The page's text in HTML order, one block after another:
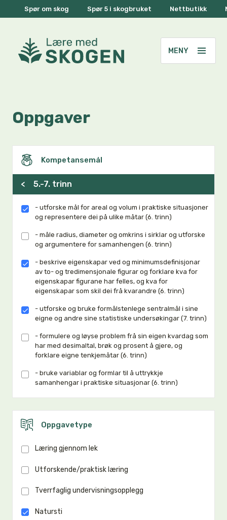
Spør om skog Spør 5 i skogbruket Nettbutikk
Oppgaver
Kompetansemål
< 5.-7. trinn
- utforske mål for areal og volum i praktiske situasjoner
og representere dei på ulike måtar (6. trinn)
- måle radius, diameter og omkrins i sirklar og utforske
og argumentere for samanhengen (6. trinn)
- beskrive eigenskapar ved og minimumsdefinisjonar
av to- og tredimensjonale figurar og forklare kva for
eigenskapar figurane har felles, og kva for
eigenskapar som skil dei frå kvarandre (6. trinn)
- utforske og bruke formålstenlege sentralmål i sine
eigne og andre sine statistiske undersøkingar (7. trinn)
- formulere og løyse problem frå sin eigen kvardag som
har med desimaltal, brøk og prosent å gjere, og
forklare eigne tenkjemåtar (6. trinn)
- bruke variablar og formlar til å uttrykkje
samanhengar i praktiske situasjonar (6. trinn)
Oppgavetype
Læring gjennom lek
Utforskende/praktisk læring
Tverrfaglig undervisningsopplegg
Natursti